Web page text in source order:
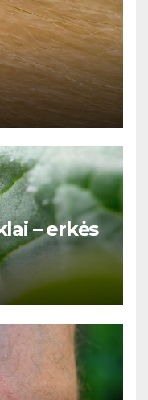
– erkės